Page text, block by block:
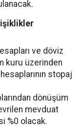
ve döviz
kuru üzerinden
stopaj
dönüşüm
mevduat
%0 olacak.